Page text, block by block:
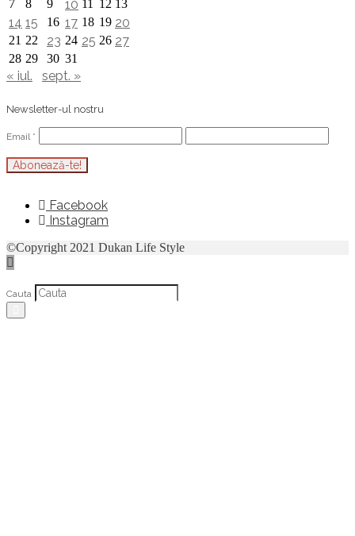
7 8 9 10 11 12 13
14 15 16 17 18 19 20
21 22 23 24 25 26 27
28 29 30 31
« iul. sept. »
Newsletter-ul nostru
Email *
Facebook
Instagram
©Copyright 2021 Dukan Life Style
Cauta